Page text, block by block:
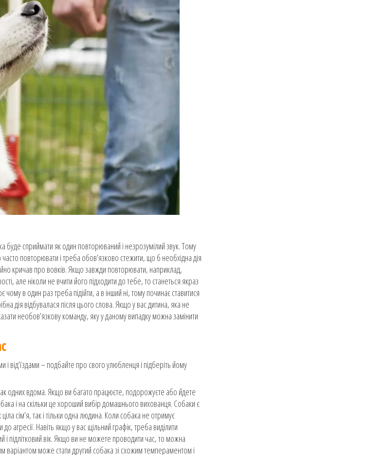
сприймати як один повторюваний і незрозумілий звук. Тому
повторювати і треба обов’язково стежити, що б необхідна дія
кричав про вовків. Якщо завжди повторювати, наприклад,
але ніколи не вчити його підходити до тебе, то станеться якраз
в один раз треба підійти, а в інший ні, тому починає ставитися
дія відбувалася після цього слова. Якщо у вас дитина, яка не
необов’язкову команду, яку у даному випадку можна замінити
від’їздами – подбайте про свого улюбленця і підберіть йому
одних вдома. Якщо ви багато працюєте, подорожуєте або йдете
і на скільки це хороший вибір домашнього вихованця. Собаки є
сім’я, так і тільки одна людина. Коли собака не отримує
агресії. Навіть якщо у вас щільний графік, треба виділити
і підлітковий вік. Якщо ви не можете проводити час, то можна
варіантом може стати другий собака зі схожим темпераментом і